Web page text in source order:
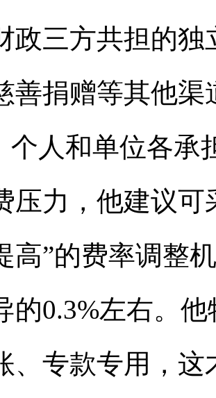
政三方共担的
善捐赠等其他
个人和单位各承
压力，他建议
高”的费率调整
的0.3%左右。
、专款专用，这